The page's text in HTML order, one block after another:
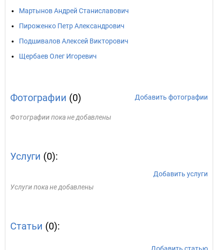
Мартынов Андрей Станиславович
Пироженко Петр Александрович
Подшивалов Алексей Викторович
Щербаев Олег Игоревич
Фотографии (0) Добавить фотографии
Фотографии пока не добавлены
Услуги (0):
Добавить услуги
Услуги пока не добавлены
Статьи (0):